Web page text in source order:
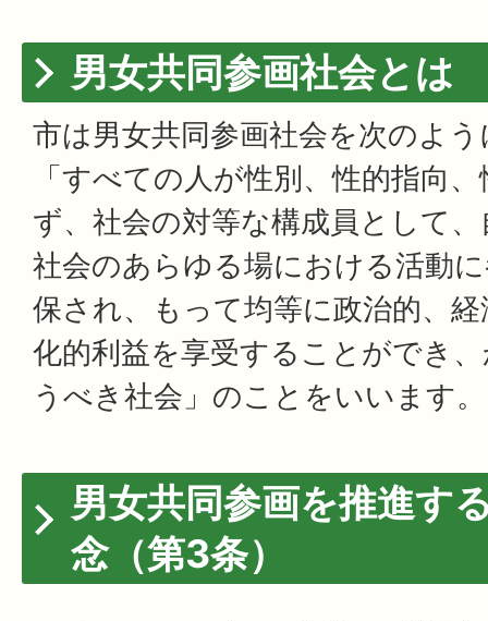
男女共同参画社会とは
市は男女共同参画社会を次のよ
「すべての人が性別、性的指向
ず、社会の対等な構成員として
社会のあらゆる場における活動
保され、もって均等に政治的、
化的利益を享受することができ
うべき社会」のことをいいます。
男女共同参画を推進す
念（第3条）